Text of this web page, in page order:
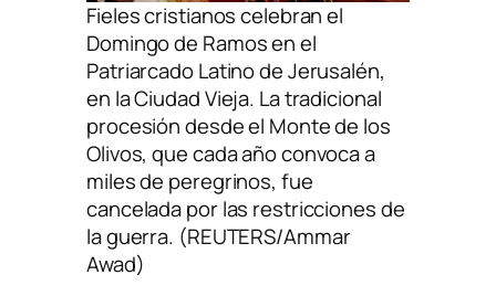
Fieles cristianos celebran el
Domingo de Ramos en el
Patriarcado Latino de Jerusalén,
en la Ciudad Vieja. La tradicional
procesión desde el Monte de los
Olivos, que cada año convoca a
miles de peregrinos, fue
cancelada por las restricciones de
la guerra. (REUTERS/Ammar
Awad)